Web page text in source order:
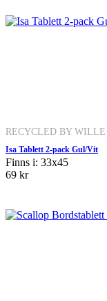
RECYCLED BY WILLE
Isa Tablett 2-pack Gul/Vit
Finns i: 33x45
69 kr